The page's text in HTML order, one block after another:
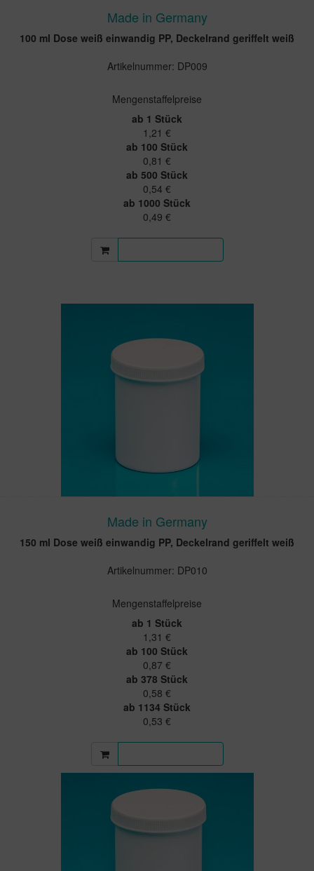
Made in Germany
100 ml Dose weiß einwandig PP, Deckelrand geriffelt weiß
Artikelnummer: DP009
Mengenstaffelpreise
ab 1 Stück
1,21 €
ab 100 Stück
0,81 €
ab 500 Stück
0,54 €
ab 1000 Stück
0,49 €
Made in Germany
150 ml Dose weiß einwandig PP, Deckelrand geriffelt weiß
Artikelnummer: DP010
Mengenstaffelpreise
ab 1 Stück
1,31 €
ab 100 Stück
0,87 €
ab 378 Stück
0,58 €
ab 1134 Stück
0,53 €